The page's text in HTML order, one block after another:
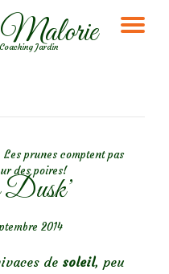
Malorie
Jardin
Les prunes comptent pas
des poires!
Dusk’
2014
de soleil, peu